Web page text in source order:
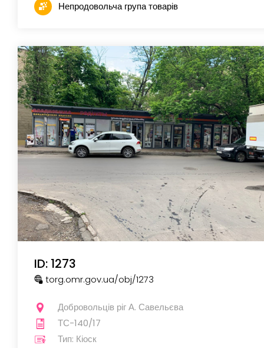
Непродовольча група товарів
ID: 1273
torg.omr.gov.ua/obj/1273
Добровольців ріг А. Савельєва
ТС-140/17
Тип: Кіоск